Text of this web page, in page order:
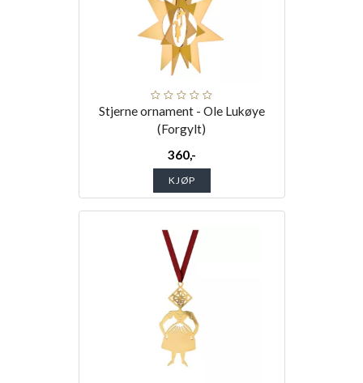
Stjerne ornament - Ole Lukøye
(Forgylt)
360,-
KJØP